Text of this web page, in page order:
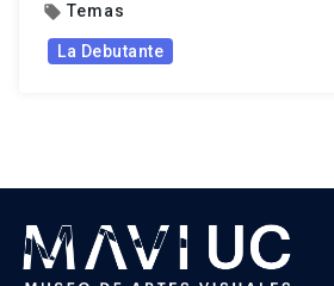
local_offer Temas
La Debutante